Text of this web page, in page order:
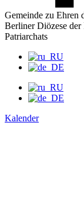
Gemeinde zu Ehren
Berliner Diözese
Patriarchats
Kalender